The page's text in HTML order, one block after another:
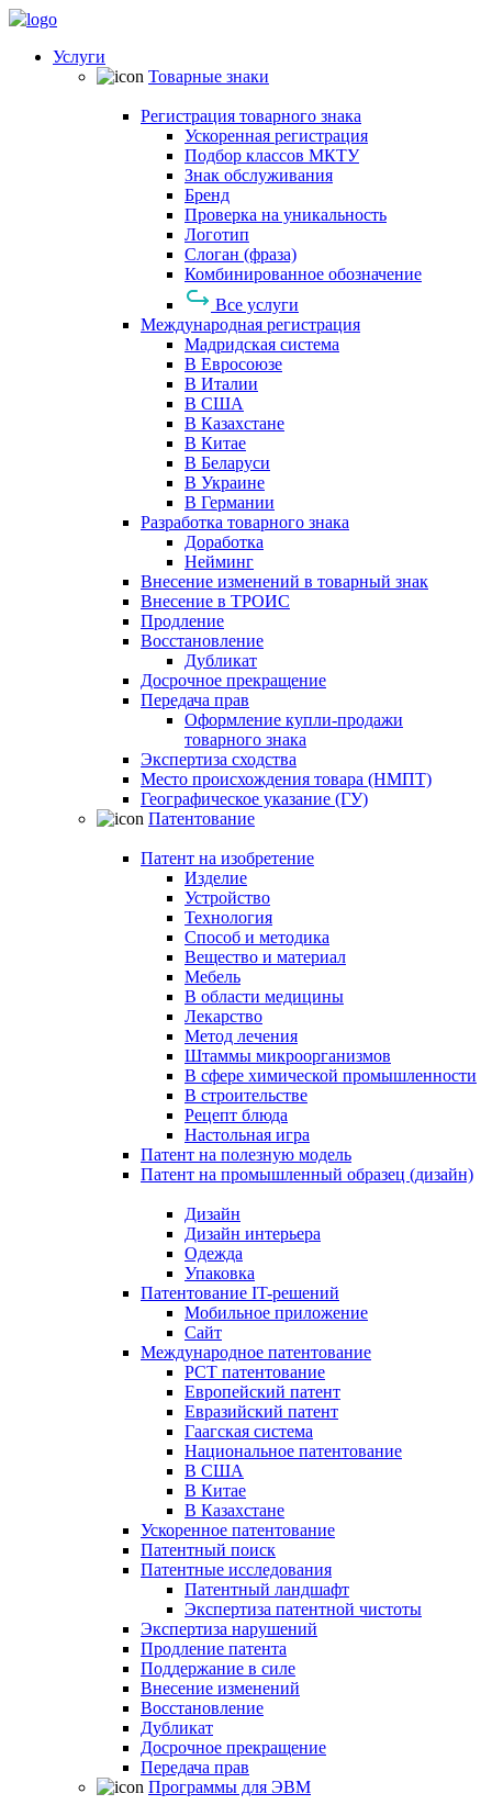
Услуги
Товарные знаки
Регистрация товарного знака
Ускоренная регистрация
Подбор классов МКТУ
Знак обслуживания
Бренд
Проверка на уникальность
Логотип
Слоган (фраза)
Комбинированное обозначение
Все услуги
Международная регистрация
Мадридская система
В Евросоюзе
В Италии
В США
В Казахстане
В Китае
В Беларуси
В Украине
В Германии
Разработка товарного знака
Доработка
Нейминг
Внесение изменений в товарный знак
Внесение в ТРОИС
Продление
Восстановление
Дубликат
Досрочное прекращение
Передача прав
Оформление купли-продажи
товарного знака
Экспертиза сходства
Место происхождения товара (НМПТ)
Географическое указание (ГУ)
Патентование
Патент на изобретение
Изделие
Устройство
Технология
Способ и методика
Вещество и материал
Мебель
В области медицины
Лекарство
Метод лечения
Штаммы микроорганизмов
В сфере химической промышленности
В строительстве
Рецепт блюда
Настольная игра
Патент на полезную модель
Патент на промышленный образец (дизайн)
Дизайн
Дизайн интерьера
Одежда
Упаковка
Патентование IT-решений
Мобильное приложение
Сайт
Международное патентование
PCT патентование
Европейский патент
Евразийский патент
Гаагская система
Национальное патентование
В США
В Китае
В Казахстане
Ускоренное патентование
Патентный поиск
Патентные исследования
Патентный ландшафт
Экспертиза патентной чистоты
Экспертиза нарушений
Продление патента
Поддержание в силе
Внесение изменений
Восстановление
Дубликат
Досрочное прекращение
Передача прав
Программы для ЭВМ